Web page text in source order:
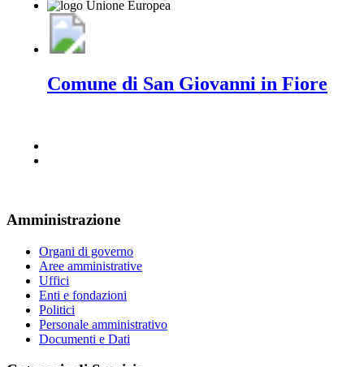
Comune di San Giovanni in Fiore
Amministrazione
Organi di governo
Aree amministrative
Uffici
Enti e fondazioni
Politici
Personale amministrativo
Documenti e Dati